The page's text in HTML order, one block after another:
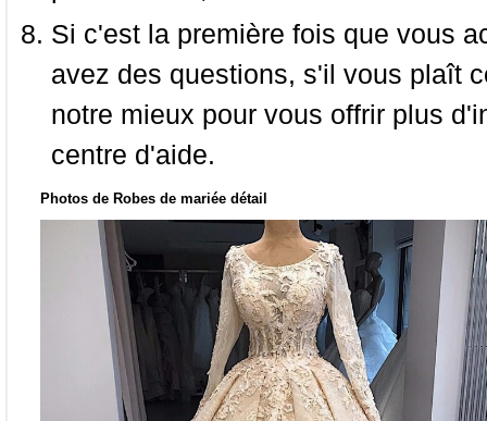
Si c'est la première fois que vous
avez des questions, s'il vous plaît
notre mieux pour vous offrir plus
centre d'aide.
Photos de Robes de mariée détail